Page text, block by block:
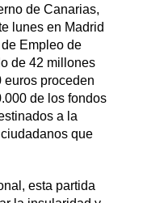
de Canarias,
lunes en Madrid
Empleo de
de 42 millones
euros proceden
de los fondos
a la
que
esta partida